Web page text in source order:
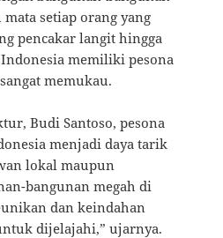
setiap orang yang
pencakar langit hingga
memiliki pesona
memukau.
Budi Santoso, pesona
menjadi daya tarik
lokal maupun
bangunan megah di
dan keindahan
dijelajahi,” ujarnya.